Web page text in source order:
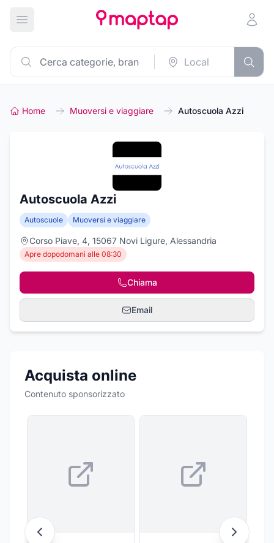
Apri menu principale
Home Muoversi e viaggiare Autoscuola Azzi
Autoscuola Azzi
Autoscuole Muoversi e viaggiare
Corso Piave, 4, 15067 Novi Ligure, Alessandria
Apre dopodomani alle 08:30
Chiama
Email
Acquista online
Contenuto sponsorizzato